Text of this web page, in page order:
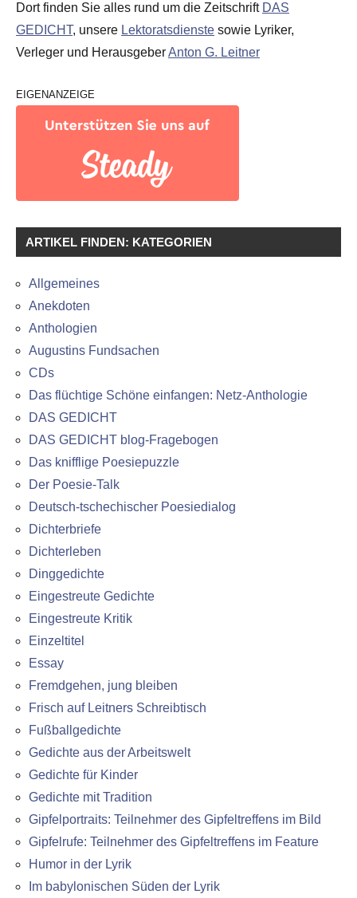
Dort finden Sie alles rund um die Zeitschrift DAS
GEDICHT, unsere Lektoratsdienste sowie Lyriker,
Verleger und HerausgeberAnton G. Leitner
EIGENANZEIGE
ARTIKEL FINDEN: KATEGORIEN
Allgemeines
Anekdoten
Anthologien
Augustins Fundsachen
CDs
Das flüchtige Schöne einfangen: Netz-Anthologie
DAS GEDICHT
DAS GEDICHT blog-Fragebogen
Das knifflige Poesiepuzzle
Der Poesie-Talk
Deutsch-tschechischer Poesiedialog
Dichterbriefe
Dichterleben
Dinggedichte
Eingestreute Gedichte
Eingestreute Kritik
Einzeltitel
Essay
Fremdgehen, jung bleiben
Frisch auf Leitners Schreibtisch
Fußballgedichte
Gedichte aus der Arbeitswelt
Gedichte für Kinder
Gedichte mit Tradition
Gipfelportraits: Teilnehmer des Gipfeltreffens im Bild
Gipfelrufe: Teilnehmer des Gipfeltreffens im Feature
Humor in der Lyrik
Im babylonischen Süden der Lyrik